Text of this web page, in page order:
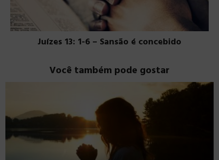
Juízes 13: 1-6 – Sansão é concebido
Você também pode gostar